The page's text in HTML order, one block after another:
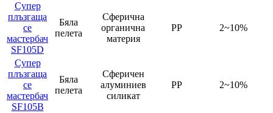
Супер
плъзгаща
се
мастербач
SF105D
Бяла
пелета
Сферична
органична
материя
PP 2~10%
Супер
плъзгаща
се
мастербач
SF105B
Бяла
пелета
Сферичен
алуминиев
силикат
PP 2~10%